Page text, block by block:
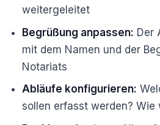
weitergeleitet
Begrüßung anpassen: Der
mit dem Namen und der
Notariats
Abläufe konfigurieren:
sollen erfasst werden? Wie